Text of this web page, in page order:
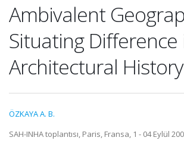
Ambivalent
Situating Difference
Architectural History
ÖZKAYA A. B.
SAH-INHA toplantısı, Paris, Fransa, 1 - 04 Eylül